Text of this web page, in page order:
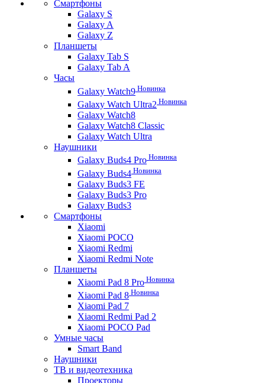
Смартфоны
Galaxy S
Galaxy A
Galaxy Z
Планшеты
Galaxy Tab S
Galaxy Tab A
Часы
Galaxy Watch9 Новинка
Galaxy Watch Ultra2 Новинка
Galaxy Watch8
Galaxy Watch8 Classic
Galaxy Watch Ultra
Наушники
Galaxy Buds4 Pro Новинка
Galaxy Buds4 Новинка
Galaxy Buds3 FE
Galaxy Buds3 Pro
Galaxy Buds3
Смартфоны
Xiaomi
Xiaomi POCO
Xiaomi Redmi
Xiaomi Redmi Note
Планшеты
Xiaomi Pad 8 Pro Новинка
Xiaomi Pad 8 Новинка
Xiaomi Pad 7
Xiaomi Redmi Pad 2
Xiaomi POCO Pad
Умные часы
Smart Band
Наушники
ТВ и видеотехника
Проекторы